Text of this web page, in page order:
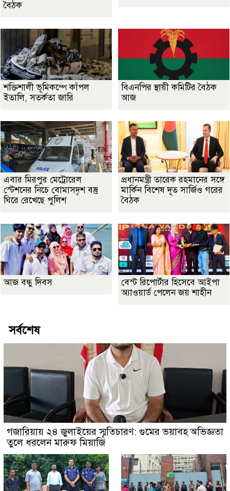
বৈঠক
শক্তিশালী ভূমিকম্পে কাঁপল
ইতালি, সতর্কতা জারি
বিএনপির স্থায়ী কমিটির বৈঠক
আজ
এবার মিরপুর মেট্রোরেল
স্টেশনের নিচে বোমাসদৃশ বস্তু
ঘিরে রেখেছে পুলিশ
প্রধানমন্ত্রী তারেক রহমানের সঙ্গে
মার্কিন বিশেষ দূত সার্জিও গরের
বৈঠক
আজ বন্ধু দিবস
বেস্ট রিপোর্টার হিসেবে আইপা
অ্যাওয়ার্ড পেলেন জয় শাহীন
সর্বশেষ
গজারিয়ায় ২৪ জুলাইয়ের স্মৃতিচারণ: গুমের ভয়াবহ অভিজ্ঞতা
তুলে ধরলেন মারুফ মিয়াজি